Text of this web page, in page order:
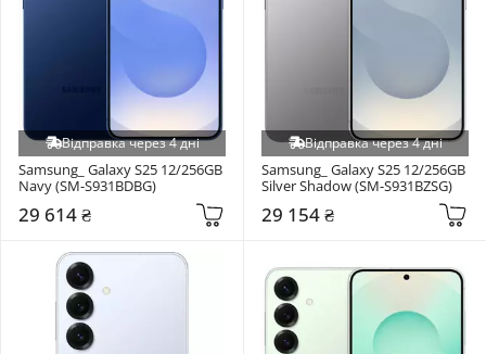
Відправка через 4 дні
Samsung_ Galaxy S25 12/256GB
Navy (SM-S931BDBG)
29 614 ₴
Відправка через 4 дні
Samsung_ Galaxy S25 12/256GB
Silver Shadow (SM-S931BZSG)
29 154 ₴